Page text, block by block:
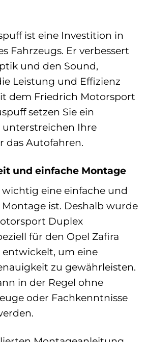
ist eine Investition in
Fahrzeugs. Er verbessert
und den Sound,
Leistung und Effizienz
dem Friedrich Motorsport
setzen Sie ein
Ihre
das Autofahren.
und einfache Montage
wichtig eine einfache und
ist. Deshalb wurde
Duplex
für den Opel Zafira
entwickelt, um eine
zu gewährleisten.
in der Regel ohne
oder Fachkenntnisse